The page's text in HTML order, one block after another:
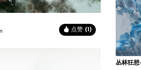
点赞 (1)
丛林狂想